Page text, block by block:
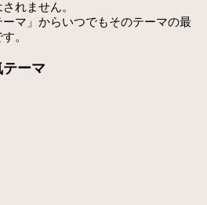
れません。
マ」からいつでもそのテーマの最
。
ーマ